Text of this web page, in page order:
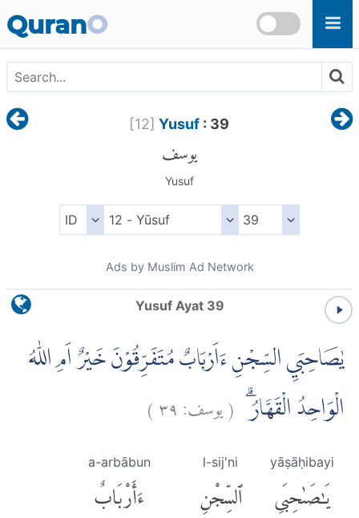
QuranO
[12] Yusuf : 39
يوسف
Yusuf
Ads by Muslim Ad Network
Yusuf Ayat 39
يٰصَاحِبَيِ السِّجْنِ ءَاَرْبَابٌ مُتَفَرِّقُوْنَ خَيْرٌ اَمِ اللّٰهُ
الْوَاحِدُ الْقَهَّارُۗ (يوسف:٣٩)
yāṣāḥibayi
يَٰصَىٰحِبَىِ
l-sij'ni
ٱلسِّجْنِ
a-arbābun
ءَأَرْبَابٌ